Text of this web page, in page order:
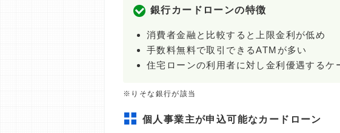
銀行カードローンの特徴
消費者金融と比較すると上限金利が低め
手数料無料で取引できるATMが多い
住宅ローンの利用者に対し金利優遇する
※りそな銀行が該当
個人事業主が申込可能なカードローン